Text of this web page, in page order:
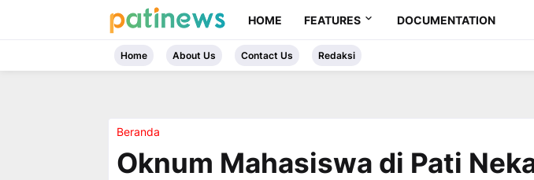
HOME FEATURES DOCUMENTATION
Home About Us Contact Us Redaksi
Beranda
Oknum Mahasiswa di Pati